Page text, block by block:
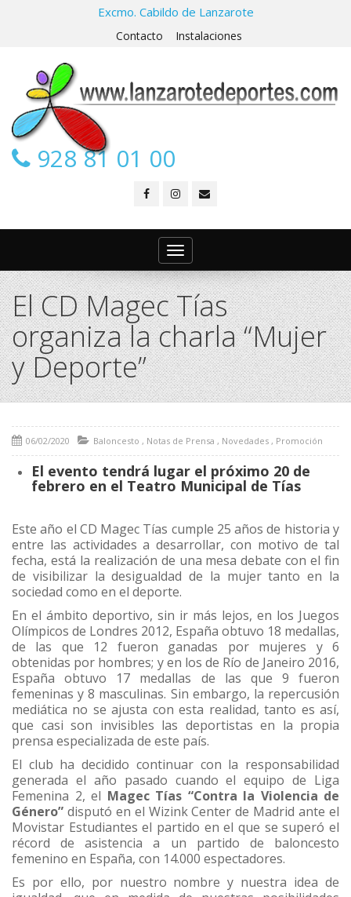
Excmo. Cabildo de Lanzarote
Contacto Instalaciones
928 81 01 00
Toggle
navigation
El CD Magec Tías
organiza la charla “Mujer
y Deporte”
06/02/2020 Baloncesto , Notas de Prensa , Novedades , Promoción
El evento tendrá lugar el próximo 20 de
febrero en el Teatro Municipal de Tías
Este año el CD Magec Tías cumple 25 años de historia y
entre las actividades a desarrollar, con motivo de tal
fecha, está la realización de una mesa debate con el fin
de visibilizar la desigualdad de la mujer tanto en la
sociedad como en el deporte.
En el ámbito deportivo, sin ir más lejos, en los Juegos
Olímpicos de Londres 2012, España obtuvo 18 medallas,
de las que 12 fueron ganadas por mujeres y 6
obtenidas por hombres; y en los de Río de Janeiro 2016,
España obtuvo 17 medallas de las que 9 fueron
femeninas y 8 masculinas. Sin embargo, la repercusión
mediática no se ajusta con esta realidad, tanto es así,
que casi son invisibles las deportistas en la propia
prensa especializada de este país.
El club ha decidido continuar con la responsabilidad
generada el año pasado cuando el equipo de Liga
Femenina 2, el Magec Tías “Contra la Violencia de
Género” disputó en el Wizink Center de Madrid ante el
Movistar Estudiantes el partido en el que se superó el
récord de asistencia a un partido de baloncesto
femenino en España, con 14.000 espectadores.
Es por ello, por nuestro nombre y nuestra idea de